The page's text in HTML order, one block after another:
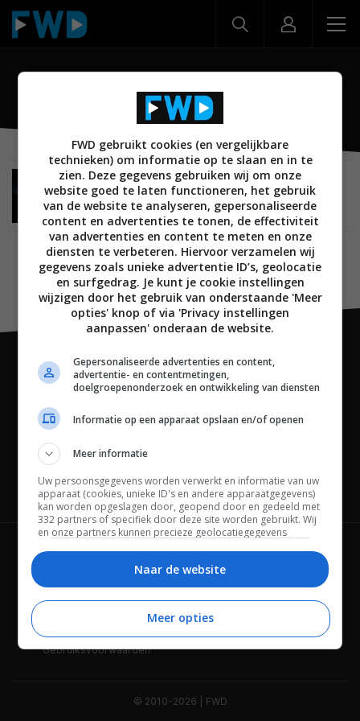
CAM module
BEELD 10 NOVEMBER 2009
Blu-ray spelers volgend jaar goedkoper
Channels
Wie is FWD Privacybeleid
Adverteren Contact
Gebruiksvoorwaarden
© 2010-2026 | FWD
FWD gebruikt cookies (en vergelijkbare
technieken) om informatie op te slaan en in te
zien. Deze gegevens gebruiken wij om onze
website goed te laten functioneren, het gebruik
van de website te analyseren, gepersonaliseerde
content en advertenties te tonen, de effectiviteit
van advertenties en content te meten en onze
diensten te verbeteren. Hiervoor verzamelen wij
gegevens zoals unieke advertentie ID’s, geolocatie
en surfgedrag. Je kunt je cookie instellingen
wijzigen door het gebruik van onderstaande 'Meer
opties' knop of via 'Privacy instellingen
aanpassen' onderaan de website.
Gepersonaliseerde advertenties en content,
advertentie- en contentmetingen,
doelgroepenonderzoek en ontwikkeling van diensten
Informatie op een apparaat opslaan en/of openen
Meer informatie
Uw persoonsgegevens worden verwerkt en informatie van uw
apparaat (cookies, unieke ID's en andere apparaatgegevens)
kan worden opgeslagen door, geopend door en gedeeld met
332 partners of specifiek door deze site worden gebruikt. Wij
en onze partners kunnen precieze geolocatiegegevens
Bepaalde leveranciers kunnen uw persoonsgegevens
beheren. Zoek onderaan deze pagina of in het sitemenu naar
een link om uw toestemming te beheren of in te trekken via de
privacy- en cookie-instellingen.
Naar de website
Meer opties